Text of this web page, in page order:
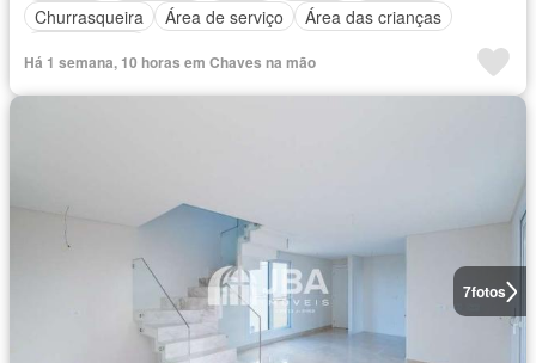
Churrasqueira Área de serviço
Área das crianças
Há 1 semana, 10 horas em Chaves na mão
7fotos